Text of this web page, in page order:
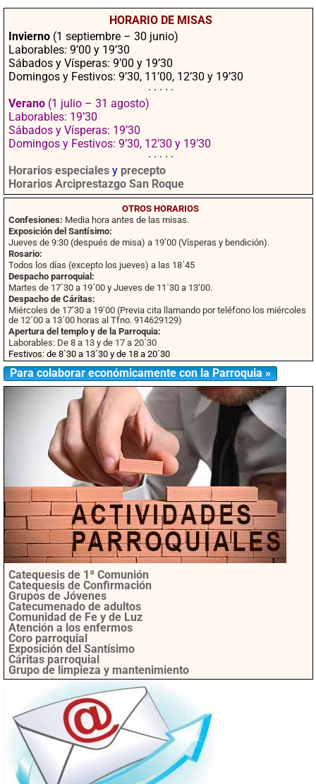
ebo
ter
tsA
pp
ail
mpa
rtir
HORARIO DE MISAS
Invierno (1 septiembre – 30 junio)
Laborables: 9’00 y 19’30
Sábados y Vísperas: 9’00 y 19’30
Domingos y Festivos: 9’30, 11’00, 12’30 y 19’30
· · · · ·
Verano (1 julio – 31 agosto)
Laborables: 19’30
Sábados y Vísperas: 19’30
Domingos y Festivos: 9’30, 12’30 y 19’30
· · · · ·
Horarios especiales y precepto
Horarios Arciprestazgo San Roque
OTROS HORARIOS
Confesiones: Media hora antes de las misas.
Exposición del Santísimo:
Jueves de 9:30 (después de misa) a 19’00 (Vísperas y bendición).
Rosario:
Todos los días (excepto los jueves) a las 18´45
Despacho parroquial:
Martes de 17´30 a 19´00 y Jueves de 11´30 a 13’00.
Despacho de Cáritas:
Miércoles de 17’30 a 19’00 (Previa cita llamando por teléfono los miércoles
de 12´00 a 13´00 horas al Tfno. 914629129)
Apertura del templo y de la Parroquia:
Laborables: De 8 a 13 y de 17 a 20´30
Festivos: de 8`30 a 13´30 y de 18 a 20´30
Para colaborar económicamente con la Parroquia »
Catequesis de 1ª Comunión
Catequesis de Confirmación
Grupos de Jóvenes
Catecumenado de adultos
Comunidad de Fe y de Luz
Atención a los enfermos
Coro parroquial
Exposición del Santísimo
Cáritas parroquial
Grupo de limpieza y mantenimiento